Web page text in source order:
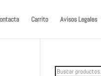
Carrito Avisos Legales
Buscar